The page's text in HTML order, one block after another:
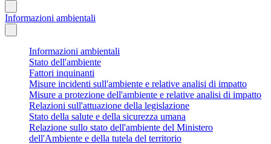
Informazioni ambientali
Informazioni ambientali
Stato dell'ambiente
Fattori inquinanti
Misure incidenti sull'ambiente e relative analisi di impatto
Misure a protezione dell'ambiente e relative analisi di impatto
Relazioni sull'attuazione della legislazione
Stato della salute e della sicurezza umana
Relazione sullo stato dell'ambiente del Ministero
dell'Ambiente e della tutela del territorio